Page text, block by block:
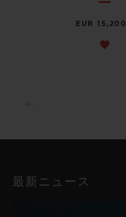
EUR 15,200
最新ニュース